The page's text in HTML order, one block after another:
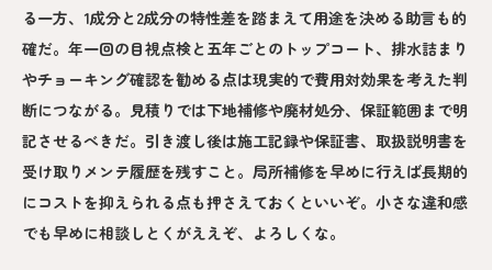
る一方、1成分と2成分の特性差を踏まえて用途を決める助言も的
確だ。年一回の目視点検と五年ごとのトップコート、排水詰まり
やチョーキング確認を勧める点は現実的で費用対効果を考えた判
断につながる。見積りでは下地補修や廃材処分、保証範囲まで明
記させるべきだ。引き渡し後は施工記録や保証書、取扱説明書を
受け取りメンテ履歴を残すこと。局所補修を早めに行えば長期的
にコストを抑えられる点も押さえておくといいぞ。小さな違和感
でも早めに相談しとくがええぞ、よろしくな。